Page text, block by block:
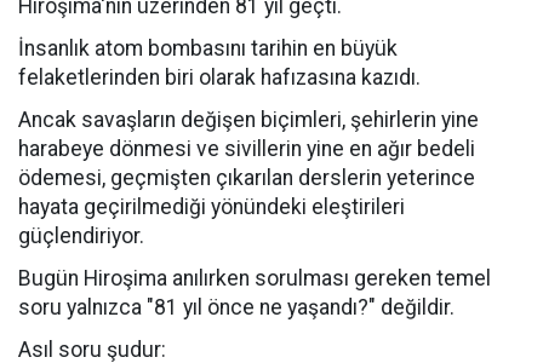
Hiroşima'nın üzerinden 81 yıl geçti.
İnsanlık atom bombasını tarihin en büyük
felaketlerinden biri olarak hafızasına kazıdı.
Ancak savaşların değişen biçimleri, şehirlerin yine
harabeye dönmesi ve sivillerin yine en ağır bedeli
ödemesi, geçmişten çıkarılan derslerin yeterince
hayata geçirilmediği yönündeki eleştirileri
güçlendiriyor.
Bugün Hiroşima anılırken sorulması gereken temel
soru yalnızca "81 yıl önce ne yaşandı?" değildir.
Asıl soru şudur: